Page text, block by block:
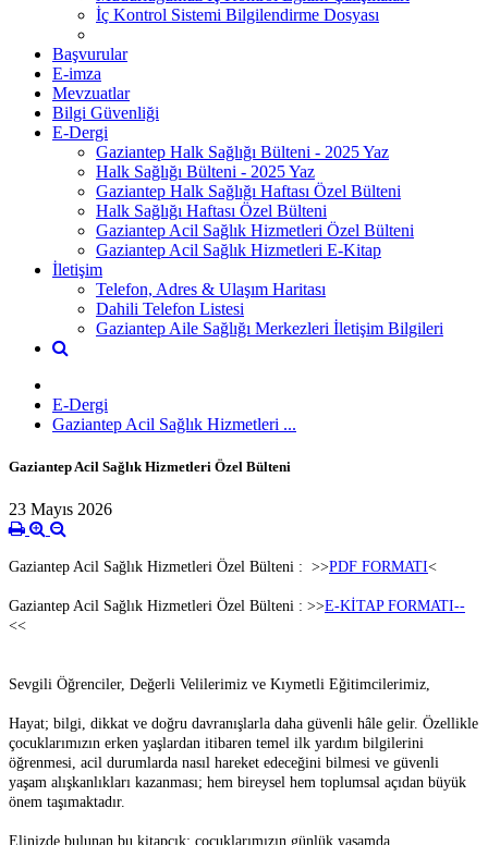
İç Kontrol Sistemi Bilgilendirme Dosyası
Başvurular
E-imza
Mevzuatlar
Bilgi Güvenliği
E-Dergi
Gaziantep Halk Sağlığı Bülteni - 2025 Yaz
Halk Sağlığı Bülteni - 2025 Yaz
Gaziantep Halk Sağlığı Haftası Özel Bülteni
Halk Sağlığı Haftası Özel Bülteni
Gaziantep Acil Sağlık Hizmetleri Özel Bülteni
Gaziantep Acil Sağlık Hizmetleri E-Kitap
İletişim
Telefon, Adres & Ulaşım Haritası
Dahili Telefon Listesi
Gaziantep Aile Sağlığı Merkezleri İletişim Bilgileri
E-Dergi
Gaziantep Acil Sağlık Hizmetleri ...
Gaziantep Acil Sağlık Hizmetleri Özel Bülteni
23 Mayıs 2026
Gaziantep Acil Sağlık Hizmetleri Özel Bülteni : >>PDF FORMATI<
Gaziantep Acil Sağlık Hizmetleri Özel Bülteni : >>E-KİTAP FORMATI--
<<
Sevgili Öğrenciler, Değerli Velilerimiz ve Kıymetli Eğitimcilerimiz,
Hayat; bilgi, dikkat ve doğru davranışlarla daha güvenli hâle gelir. Özellikle
çocuklarımızın erken yaşlardan itibaren temel ilk yardım bilgilerini
öğrenmesi, acil durumlarda nasıl hareket edeceğini bilmesi ve güvenli
yaşam alışkanlıkları kazanması; hem bireysel hem toplumsal açıdan büyük
önem taşımaktadır.
Elinizde bulunan bu kitapçık; çocuklarımızın günlük yaşamda